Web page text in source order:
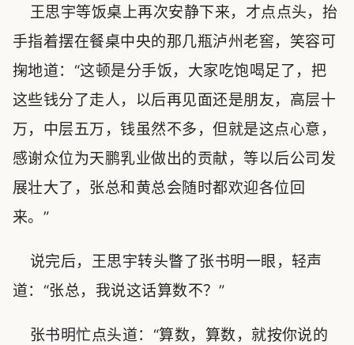
王思宇等饭桌上再次安静下来，才点点头，抬
手指着摆在餐桌中央的那几瓶泸州老窖，笑容可
掬地道：“这顿是分手饭，大家吃饱喝足了，把
这些钱分了走人，以后再见面还是朋友，高层十
万，中层五万，钱虽然不多，但就是这点心意，
感谢众位为天鹏乳业做出的贡献，等以后公司发
展壮大了，张总和黄总会随时都欢迎各位回
来。”
说完后，王思宇转头瞥了张书明一眼，轻声
道：“张总，我说这话算数不？”
张书明忙点头道：“算数，算数，就按你说的